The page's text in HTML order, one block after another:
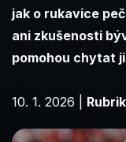
jak o rukavice
ani zkušenosti
pomohou chytat
10. 1. 2026